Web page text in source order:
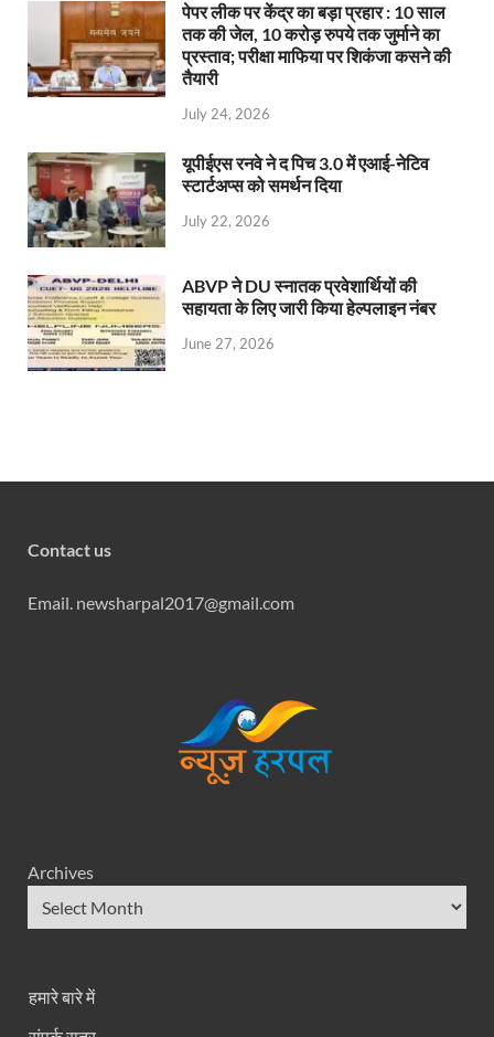
पेपर लीक पर केंद्र का बड़ा प्रहार : 10 साल
तक की जेल, 10 करोड़ रुपये तक जुर्माने का
प्रस्ताव; परीक्षा माफिया पर शिकंजा कसने की
तैयारी
July 24, 2026
यूपीईएस रनवे ने द पिच 3.0 में एआई-नेटिव
स्टार्टअप्स को समर्थन दिया
July 22, 2026
ABVP ने DU स्नातक प्रवेशार्थियों की
सहायता के लिए जारी किया हेल्पलाइन नंबर
June 27, 2026
Contact us
Email. newsharpal2017@gmail.com
Archives
हमारे बारे में